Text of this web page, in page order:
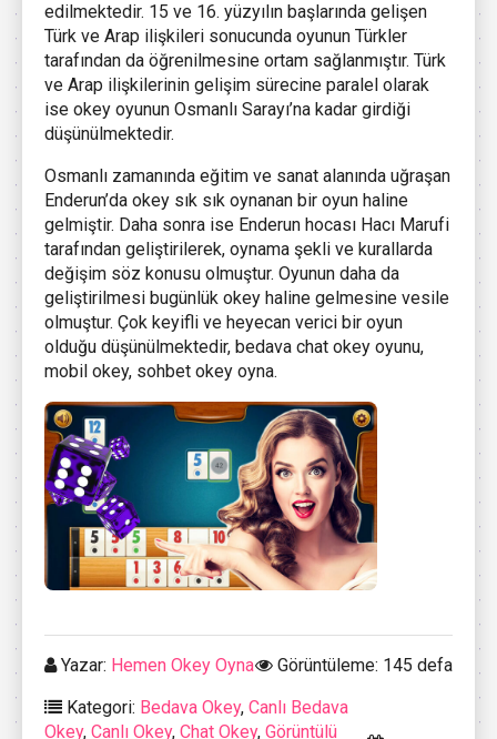
edilmektedir. 15 ve 16. yüzyılın başlarında gelişen
Türk ve Arap ilişkileri sonucunda oyunun Türkler
tarafından da öğrenilmesine ortam sağlanmıştır. Türk
ve Arap ilişkilerinin gelişim sürecine paralel olarak
ise okey oyunun Osmanlı Sarayı’na kadar girdiği
düşünülmektedir.
Osmanlı zamanında eğitim ve sanat alanında uğraşan
Enderun’da okey sık sık oynanan bir oyun haline
gelmiştir. Daha sonra ise Enderun hocası Hacı Marufi
tarafından geliştirilerek, oynama şekli ve kurallarda
değişim söz konusu olmuştur. Oyunun daha da
geliştirilmesi bugünlük okey haline gelmesine vesile
olmuştur. Çok keyifli ve heyecan verici bir oyun
olduğu düşünülmektedir, bedava chat okey oyunu,
mobil okey, sohbet okey oyna.
Yazar: Hemen Okey Oyna
Görüntüleme: 145 defa
Kategori: Bedava Okey, Canlı Bedava
Okey, Canlı Okey, Chat Okey, Görüntülü